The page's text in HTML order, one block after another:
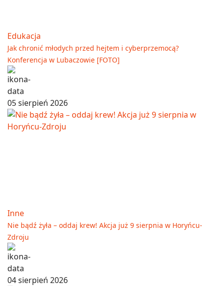
Edukacja
Jak chronić młodych przed hejtem i cyberprzemocą?
Konferencja w Lubaczowie [FOTO]
05 sierpień 2026
Inne
Nie bądź żyła – oddaj krew! Akcja już 9 sierpnia w Horyńcu-
Zdroju
04 sierpień 2026